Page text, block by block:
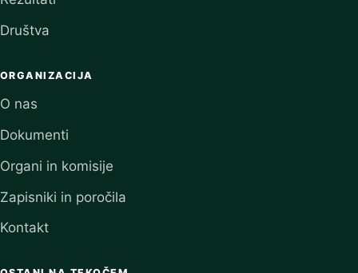
Društva
ORGANIZACIJA
O nas
Dokumenti
Organi in komisije
Zapisniki in poročila
Kontakt